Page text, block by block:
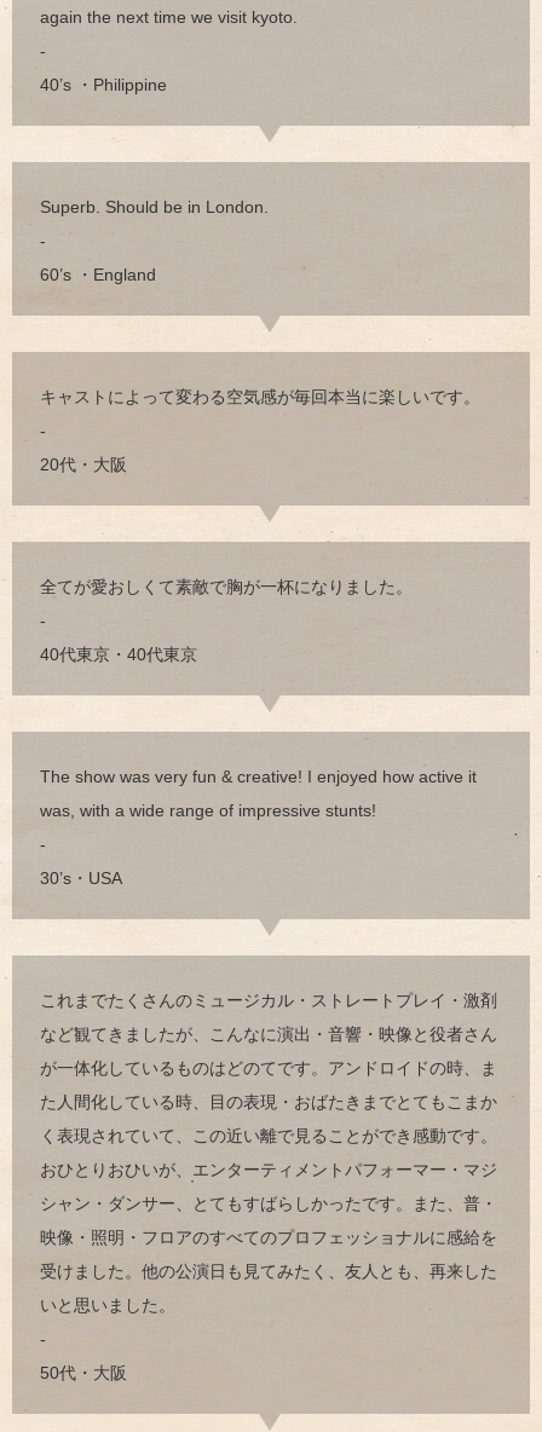
again the next time we visit kyoto.
-
40’s ・Philippine
Superb. Should be in London.
-
60’s ・England
キャストによって変わる空気感が毎回本当に楽しいです。
-
20代・大阪
全てが愛おしくて素敵で胸が一杯になりました。
-
40代東京・40代東京
The show was very fun & creative! I enjoyed how active it
was, with a wide range of impressive stunts!
-
30’s・USA
これまでたくさんのミュージカル・ストレートプレイ・激剤
など観てきましたが、こんなに演出・音響・映像と役者さん
が一体化しているものはどのてです。アンドロイドの時、ま
た人間化している時、目の表現・おばたきまでとてもこまか
く表現されていて、この近い離で見ることができ感動です。
おひとりおひいが、エンターティメントパフォーマー・マジ
シャン・ダンサー、とてもすばらしかったです。また、普・
映像・照明・フロアのすべてのプロフェッショナルに感給を
受けました。他の公演日も見てみたく、友人とも、再来した
いと思いました。
-
50代・大阪